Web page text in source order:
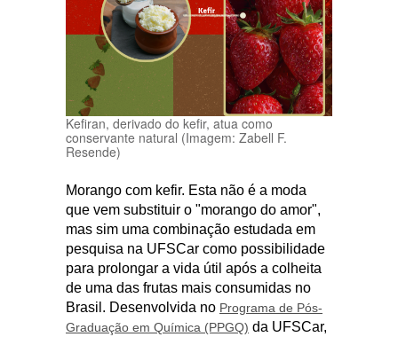
Kefiran, derivado do kefir, atua como
conservante natural (Imagem: Zabell F.
Resende)
Morango com kefir. Esta não é a moda
que vem substituir o "morango do amor",
mas sim uma combinação estudada em
pesquisa na UFSCar como possibilidade
para prolongar a vida útil após a colheita
de uma das frutas mais consumidas no
Brasil. Desenvolvida no Programa de Pós-
Graduação em Química (PPGQ) da UFSCar,